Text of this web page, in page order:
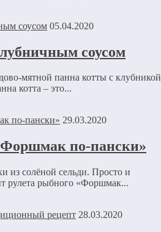
05.04.2020
соусом
мятной панна котты с клубникой
котта – это...
29.03.2020
по-пански»
из солёной сельди. Просто и
рулета рыбного «Форшмак...
28.03.2020